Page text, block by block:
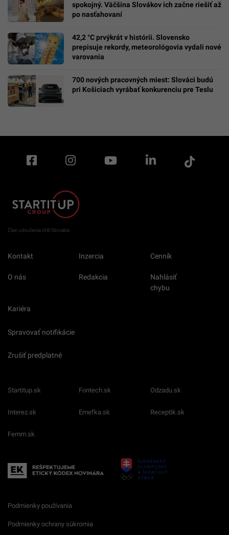
spokojný. Väčšina Slovákov ich začne riešiť až
po nasťahovaní
42,2 °C prvýkrát v histórii. Slovensko
prepisuje rekordy, meteorológovia vydali nové
varovania
700 nových pracovných miest: Slováci budú
pri Košiciach vyrábať konkurenciu pre Teslu
Člen združenia IAB Slovakia
Kontakt Inzercia Cenník
O nás Redakcia
Nahlásiť
chybu
Kariéra
Spravovať notifikácie
Zrušiť predplatné
Startitup.sk Fontech.sk Odzadu.sk
Interez.sk Emefka.sk Receptik.sk
Femm.sk
Podmienky používania
Podmienky ochrany súkromia